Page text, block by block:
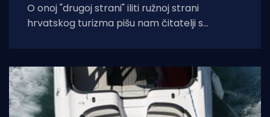
O onoj "drugoj strani" iliti ružnoj strani
hrvatskog turizma pišu nam čitatelji s